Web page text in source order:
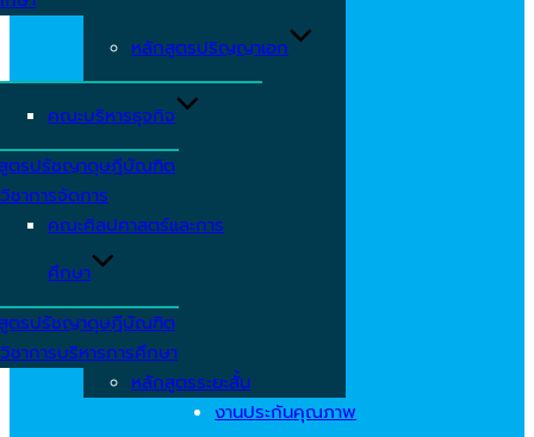
หลักสูตรปริญญาเอก
คณะบริหารธุจกิจ
ตรปรัชญาดุษฎีบัณฑิต
ชาการจัดการ
คณะศิลปศาสตร์และการ
ศึกษา
ตรปรัชญาดุษฎีบัณฑิต
ชาการบริหารการศึกษา
หลักสูตรระยะสั้น
งานประกันคุณภาพ